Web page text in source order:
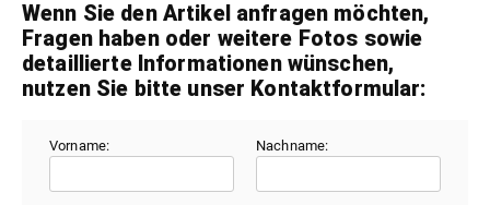
Wenn Sie den Artikel anfragen möchten,
Fragen haben oder weitere Fotos sowie
detaillierte Informationen wünschen,
nutzen Sie bitte unser Kontaktformular:
Vorname: Nachname: